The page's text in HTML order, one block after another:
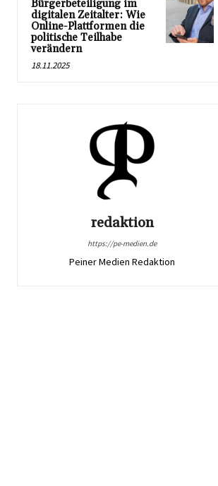
Bürgerbeteiligung im
digitalen Zeitalter: Wie
Online-Plattformen die
politische Teilhabe
verändern
18.11.2025
redaktion
https://pe-medien.de
Peiner Medien Redaktion